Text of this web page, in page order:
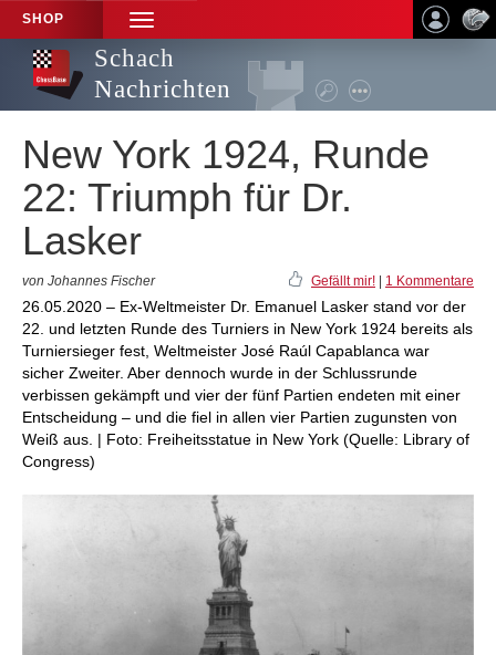
SHOP
TOGGLE
NAVIGATION
Schach
Nachrichten
New York 1924, Runde
22: Triumph für Dr.
Lasker
von Johannes Fischer Gefällt mir! 1 Kommentare
26.05.2020 – Ex-Weltmeister Dr. Emanuel Lasker stand vor der
22. und letzten Runde des Turniers in New York 1924 bereits als
Turniersieger fest, Weltmeister José Raúl Capablanca war
sicher Zweiter. Aber dennoch wurde in der Schlussrunde
verbissen gekämpft und vier der fünf Partien endeten mit einer
Entscheidung – und die fiel in allen vier Partien zugunsten von
Weiß aus. | Foto: Freiheitsstatue in New York (Quelle: Library of
Congress)